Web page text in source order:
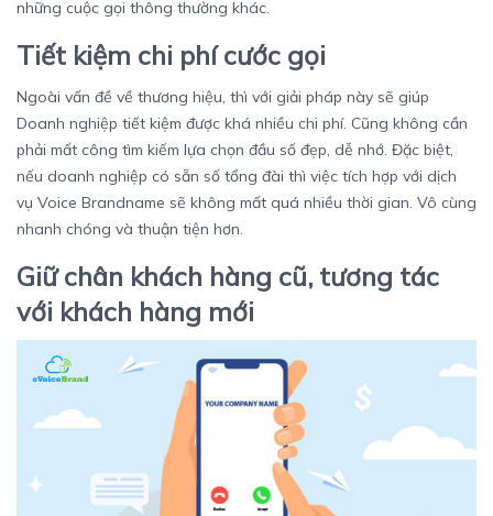
những cuộc gọi thông thường khác.
Tiết kiệm chi phí cước gọi
Ngoài vấn đề về thương hiệu, thì với giải pháp này sẽ giúp
Doanh nghiệp tiết kiệm được khá nhiều chi phí. Cũng không cần
phải mất công tìm kiếm lựa chọn đầu số đẹp, dễ nhớ. Đặc biệt,
nếu doanh nghiệp có sẵn số tổng đài thì việc tích hợp với dịch
vụ Voice Brandname sẽ không mất quá nhiều thời gian. Vô cùng
nhanh chóng và thuận tiện hơn.
Giữ chân khách hàng cũ, tương tác
với khách hàng mới